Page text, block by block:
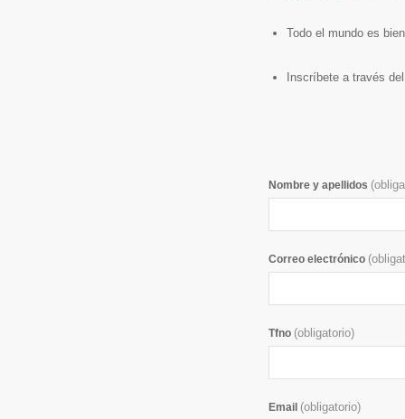
Todo el mundo es
Inscríbete a través
Nombre y apellidos
Correo electrónico
Tfno (obligatorio)
Email (obligatorio)